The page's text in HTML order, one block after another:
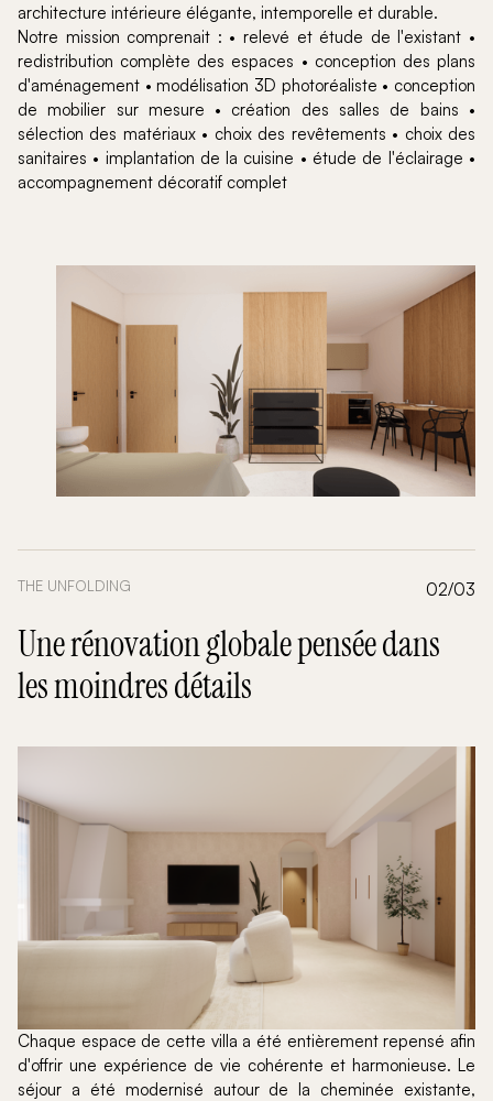
architecture intérieure élégante, intemporelle et durable.
Notre mission comprenait : • relevé et étude de l'existant •
redistribution complète des espaces • conception des plans
d'aménagement • modélisation 3D photoréaliste • conception
de mobilier sur mesure • création des salles de bains •
sélection des matériaux • choix des revêtements • choix des
sanitaires • implantation de la cuisine • étude de l'éclairage •
accompagnement décoratif complet
THE UNFOLDING 02/03
Une rénovation globale pensée dans
les moindres détails
Chaque espace de cette villa a été entièrement repensé afin
d'offrir une expérience de vie cohérente et harmonieuse. Le
séjour a été modernisé autour de la cheminée existante,